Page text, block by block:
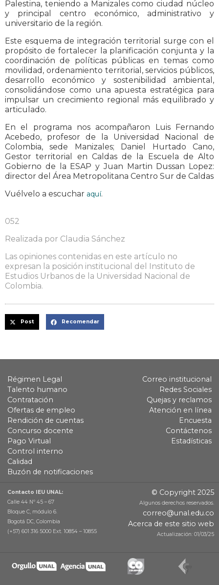
Palestina, teniendo a Manizales como ciudad núcleo
y principal centro económico, administrativo y
universitario de la región.
Este esquema de integración territorial surge con el
propósito de fortalecer la planificación conjunta y la
coordinación de políticas públicas en temas como
movilidad, ordenamiento territorial, servicios públicos,
desarrollo económico y sostenibilidad ambiental,
consolidándose como una apuesta estratégica para
impulsar un crecimiento regional más equilibrado y
articulado.
En el programa nos acompañaron Luis Fernando
Acebedo, profesor de la Universidad Nacional de
Colombia, sede Manizales; Daniel Hurtado Cano,
Gestor territorial en Caldas de la Escuela de Alto
Gobierno de la ESAP y Juan Martin Dussan Lopez:
director del Área Metropolitana Centro Sur de Caldas
Vuélvelo a escuchar aquí.
052
Realizada por Claudia Sánchez
Las opiniones contenidas en este artículo no
expresan la posición institucional del Instituto de
Estudios Urbanos de la Universidad Nacional de
Colombia.
Post Recomendar
Régimen Legal
Talento humano
Contratación
Ofertas de empleo
Rendición de cuentas
Concurso docente
Pago Virtual
Control interno
Calidad
Buzón de notificaciones
Correo institucional
Redes Sociales
Quejas y reclamos
Atención en línea
Encuesta
Contáctenos
Estadísticas
Contacto IEU UNAL:
Calle 44 Nº 45 – 67
Bloque C, módulo 6.
Bogotá DC, Colombia
(+57) 601 316 5000 Ext. 10854 – 10855
© Copyright 2025
Algunos derechos reservados.
correo@unal.edu.co
Acerca de este sitio web
Actualización: 01/03/25